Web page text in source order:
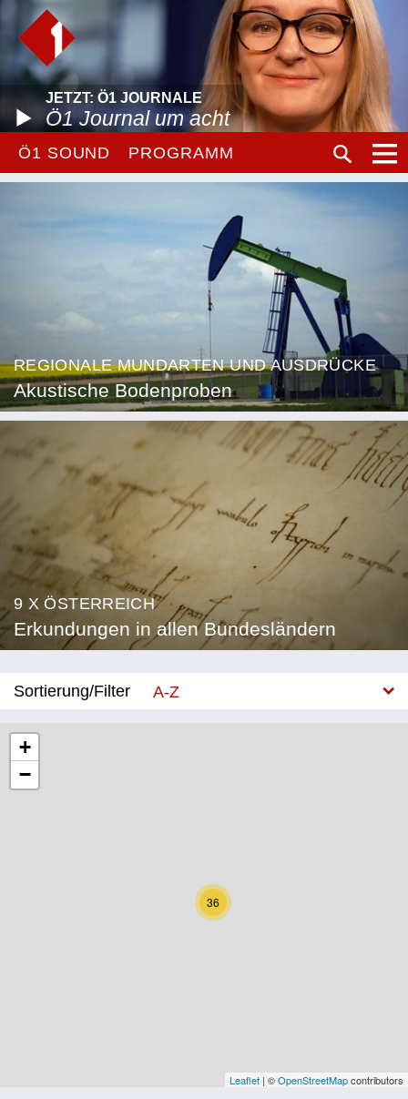
JETZT: Ö1 JOURNALE
Ö1 Journal um acht
Ö1 SOUND PROGRAMM
REGIONALE MUNDARTEN UND AUSDRÜCKE
Akustische Bodenproben
9 X ÖSTERREICH
Erkundungen in allen Bundesländern
Sortierung/Filter
A-Z
Niederösterreich
Oberösterreich
Vorarlberg
36
+
−
Leaflet | ©OpenStreetMapcontributors